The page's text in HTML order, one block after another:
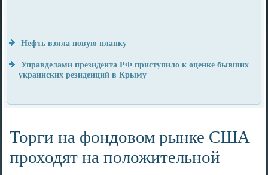
Нефть взяла новую планку
Управделами президента РФ приступило к оценке бывших
украинских резиденций в Крыму
Торги на фондовом рынке США
проходят на положительной